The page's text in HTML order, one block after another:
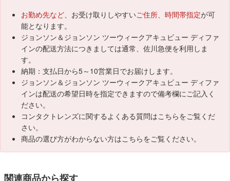
お勤め先など、お受け取りしやすいご住所、時間帯指定が可
能となります。
ジョンソン＆ジョンソン ツーウィークアキュビュー ディファ
インの配送方法につきましては通常、佐川急便を利用しま
す。
納期：支払日から5～10営業日でお届けします。
ジョンソン＆ジョンソン ツーウィークアキュビュー ディファ
インは配送の希望日時を指定できますので備考欄にご記入く
ださい。
コンタクトレンズに関するよくある質問はこちらをご覧くだ
さい。
商品の選び方がわからない方はこちらをご覧ください。
関連商品から探す